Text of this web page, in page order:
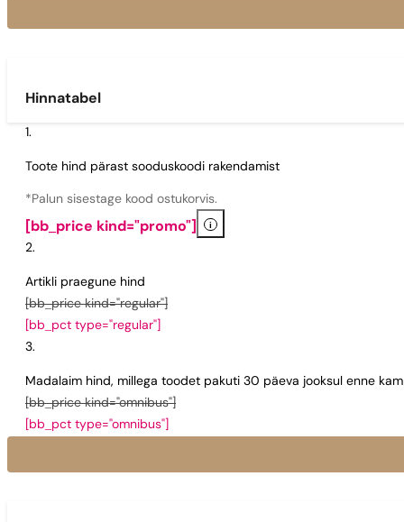
Hinnatabel
Toote hind pärast sooduskoodi rakendamist
*Palun sisestage kood ostukorvis.
[bb_price kind="promo"] i
Artikli praegune hind
[bb_price kind="regular"]
[bb_pct type="regular"]
Madalaim hind, millega toodet pakuti 30 päeva jooksul enne
[bb_price kind="omnibus"]
[bb_pct type="omnibus"]